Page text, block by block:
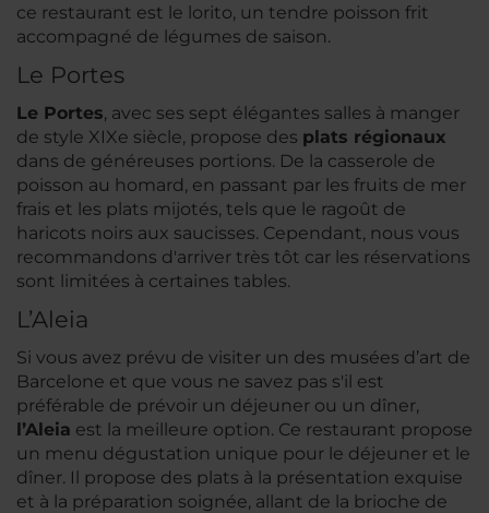
ce restaurant est le lorito, un tendre poisson frit
accompagné de légumes de saison.
Le Portes
Le Portes, avec ses sept élégantes salles à manger
de style XIXe siècle, propose des plats régionaux
dans de généreuses portions. De la casserole de
poisson au homard, en passant par les fruits de mer
frais et les plats mijotés, tels que le ragoût de
haricots noirs aux saucisses. Cependant, nous vous
recommandons d'arriver très tôt car les réservations
sont limitées à certaines tables.
L’Aleia
Si vous avez prévu de visiter un des musées d’art de
Barcelone et que vous ne savez pas s'il est
préférable de prévoir un déjeuner ou un dîner,
l’Aleia est la meilleure option. Ce restaurant propose
un menu dégustation unique pour le déjeuner et le
dîner. Il propose des plats à la présentation exquise
et à la préparation soignée, allant de la brioche de